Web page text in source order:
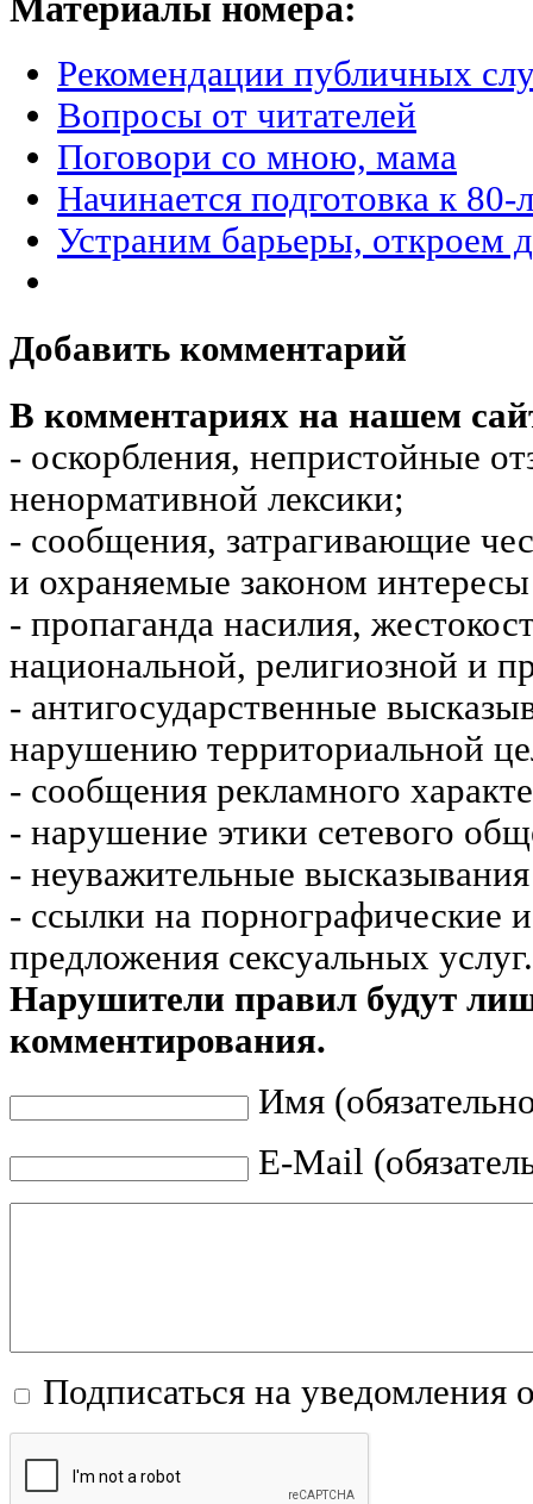
Рекомендации публичных
Вопросы от читателей
Поговори со мною, мама
Начинается подготовка к
Устраним барьеры, откроем
Добавить комментарий
В комментариях на нашем
- оскорбления, непристойные
ненормативной лексики;
- сообщения, затрагивающие
и охраняемые законом
- пропаганда насилия,
национальной, религиозной и
- антигосударственные
нарушению территориальной
- сообщения рекламного
- нарушение этики сетевого
- неуважительные
- ссылки на порнографические
предложения сексуальных услуг.
Нарушители правил будут
комментирования.
Имя
E-Mail
Подписаться на уведомления